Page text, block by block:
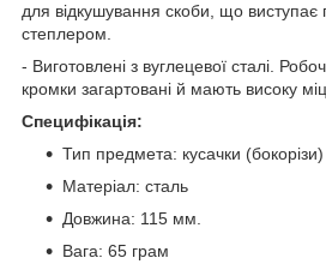
для відкушування скоби, що виступає
степлером.
- Виготовлені з вуглецевої сталі.
кромки загартовані й мають високу
Специфікація:
Тип предмета: кусачки (бокорізи)
Матеріал: сталь
Довжина: 115 мм.
Вага: 65 грам